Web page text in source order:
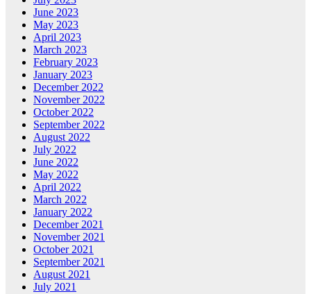
June 2023
May 2023
April 2023
March 2023
February 2023
January 2023
December 2022
November 2022
October 2022
September 2022
August 2022
July 2022
June 2022
May 2022
April 2022
March 2022
January 2022
December 2021
November 2021
October 2021
September 2021
August 2021
July 2021